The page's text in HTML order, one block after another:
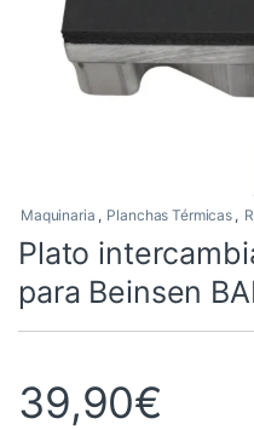
Maquinaria , Planchas Térmicas ,
Plato
para Beinsen
39,90€